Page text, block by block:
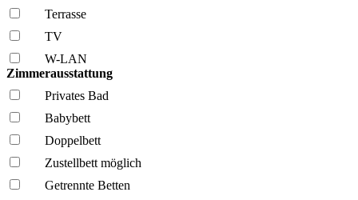
Terrasse
TV
W-LAN
Zimmerausstattung
Privates Bad
Babybett
Doppelbett
Zustellbett möglich
Getrennte Betten